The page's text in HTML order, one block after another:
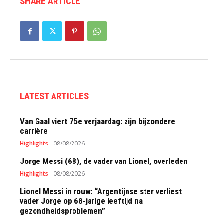
LATEST ARTICLES
Van Gaal viert 75e verjaardag: zijn bijzondere
carrière
Highlights 08/08/2026
Jorge Messi (68), de vader van Lionel, overleden
Highlights 08/08/2026
Lionel Messi in rouw: “Argentijnse ster verliest
vader Jorge op 68-jarige leeftijd na
gezondheidsproblemen”